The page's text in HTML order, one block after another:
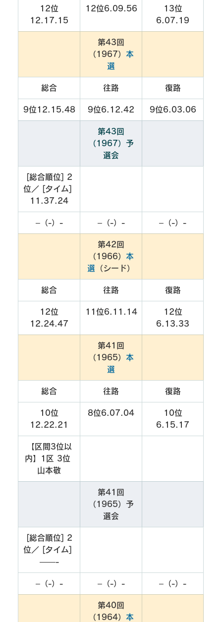
12位
12.17.15
12位6.09.56
13位
6.07.19
第43回
（1967） 本
選
総合 往路 復路
9位12.15.48 9位6.12.42 9位6.03.06
第43回
（1967）予
選会
[総合順位] 2
位／ [タイム]
11.37.24
–（-）- –（-）- –（-）-
第42回
（1966） 本
選 （シード）
総合 往路 復路
12位
12.24.47
11位6.11.14
12位
6.13.33
第41回
（1965） 本
選
総合 往路 復路
10位
12.22.21
8位6.07.04
10位
6.15.17
【区間3位以
内】1区 3位
山本敬
第41回
（1965）予
選会
[総合順位] 2
位／ [タイム]
——-
–（-）- –（-）- –（-）-
第40回
（1964） 本